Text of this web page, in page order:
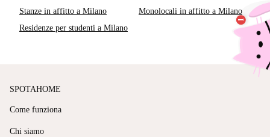
Stanze in affitto a Milano
Monolocali in affitto a Milano
Residenze per studenti a Milano
SPOTAHOME
Come funziona
Chi siamo